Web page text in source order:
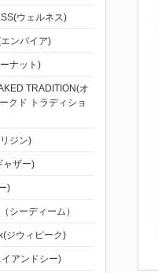
ウェルネス)
ンパイア)
ナット)
TRADITION(オ
クド トラディショ
ジン)
ャザー)
)
シーディーム）
ジウィピーク)
アンドシー)